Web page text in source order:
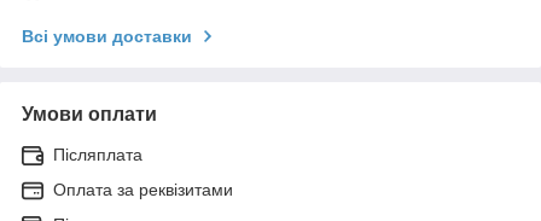
Всі умови доставки
Умови оплати
Післяплата
Оплата за реквізитами